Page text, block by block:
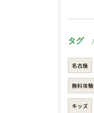
タグ
名古屋
無料体験
キッズ